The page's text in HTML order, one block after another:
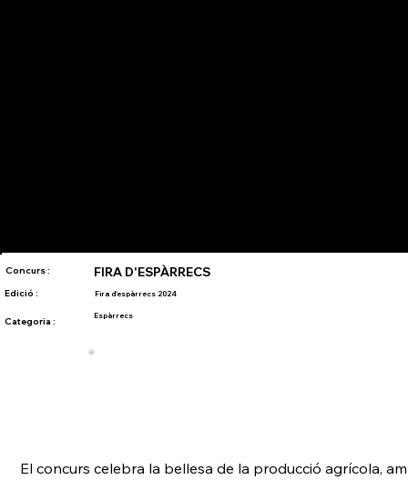
Concurs : FIRA D'ESPÀRRECS
Edició : Fira d'espàrrecs 2024
Categoria : Espàrrecs
El concurs celebra la bellesa de la producció agrícola,